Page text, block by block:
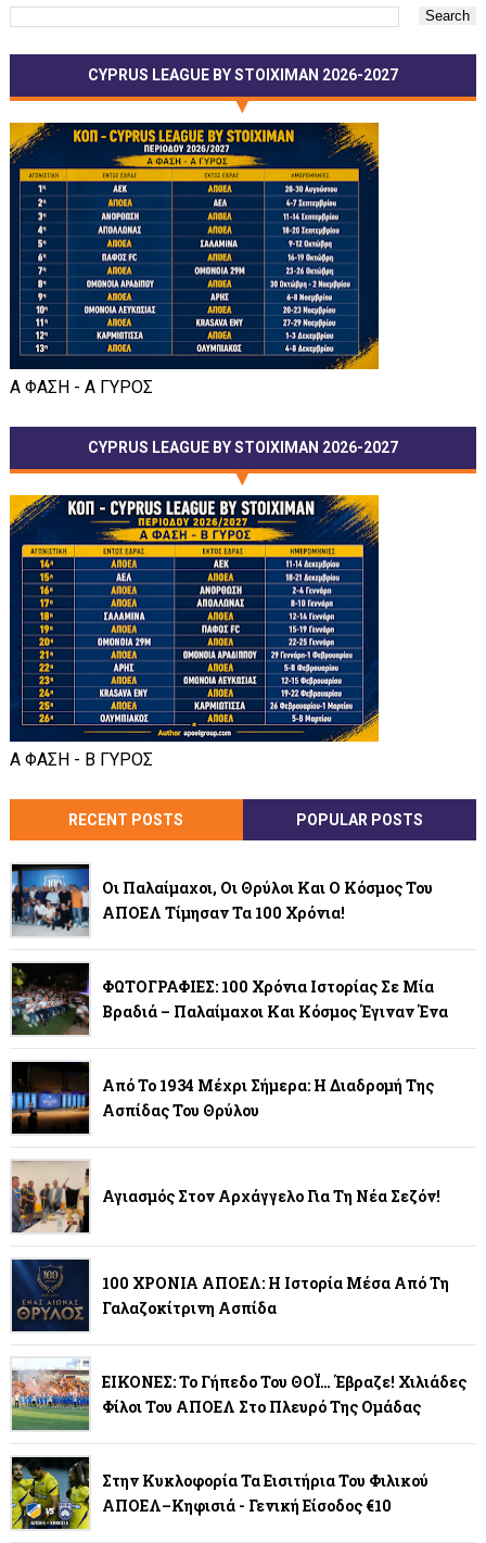
CYPRUS LEAGUE BY STOIXIMAN 2026-2027
Α ΦΑΣΗ - Α ΓΥΡΟΣ
CYPRUS LEAGUE BY STOIXIMAN 2026-2027
Α ΦΑΣΗ - Β ΓΥΡΟΣ
RECENT POSTS POPULAR POSTS
Οι Παλαίμαχοι, Οι Θρύλοι Και Ο Κόσμος Του
ΑΠΟΕΛ Τίμησαν Τα 100 Χρόνια!
ΦΩΤΟΓΡΑΦΙΕΣ: 100 Χρόνια Ιστορίας Σε Μία
Βραδιά – Παλαίμαχοι Και Κόσμος Έγιναν Ένα
Από Το 1934 Μέχρι Σήμερα: Η Διαδρομή Της
Ασπίδας Του Θρύλου
Αγιασμός Στον Αρχάγγελο Για Τη Νέα Σεζόν!
100 ΧΡΟΝΙΑ ΑΠΟΕΛ: Η Ιστορία Μέσα Από Τη
Γαλαζοκίτρινη Ασπίδα
ΕΙΚΟΝΕΣ: Το Γήπεδο Του ΘΟΪ… Έβραζε! Χιλιάδες
Φίλοι Του ΑΠΟΕΛ Στο Πλευρό Της Ομάδας
Στην Κυκλοφορία Τα Εισιτήρια Του Φιλικού
ΑΠΟΕΛ–Κηφισιά - Γενική Είσοδος €10